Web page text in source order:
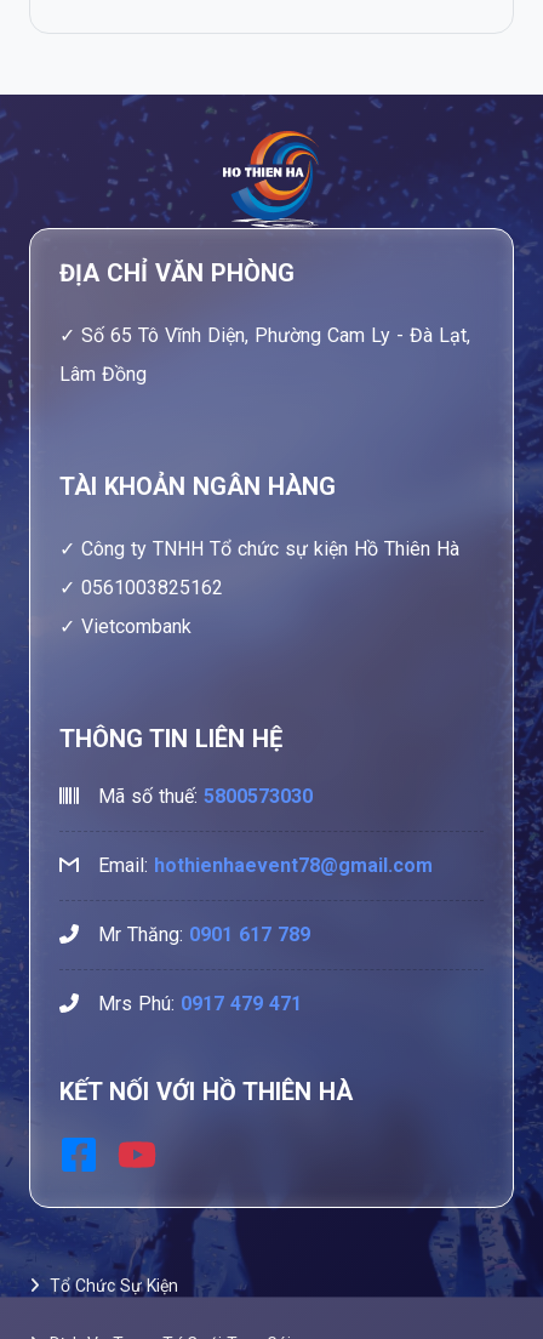
ĐỊA CHỈ VĂN PHÒNG
Số 65 Tô Vĩnh Diện, Phường Cam Ly - Đà Lạt,
Lâm Đồng
TÀI KHOẢN NGÂN HÀNG
Công ty TNHH Tổ chức sự kiện Hồ Thiên Hà
0561003825162
Vietcombank
THÔNG TIN LIÊN HỆ
Mã số thuế: 5800573030
Email: hothienhaevent78@gmail.com
Mr Thăng: 0901 617 789
Mrs Phú: 0917 479 471
KẾT NỐI VỚI HỒ THIÊN HÀ
Tổ Chức Sự Kiện